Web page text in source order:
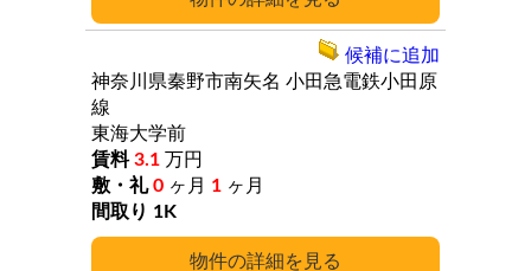
詳細
神奈川県秦野市南矢名 小田急電鉄小田原
線
東海大学前
3.1 万円
0 ヶ月 1 ヶ月
1K
候補に追加